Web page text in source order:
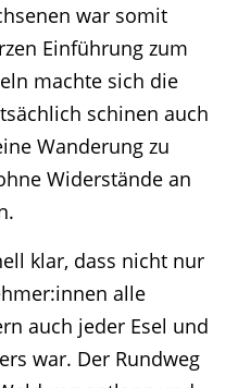
war somit
Einführung zum
machte sich die
schinen auch
Wanderung zu
Widerstände an
klar, dass nicht nur
alle
auch jeder Esel und
war. Der Rundweg